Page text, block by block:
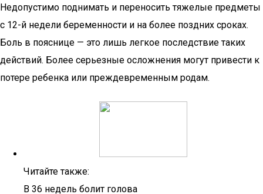
Недопустимо поднимать и переносить тяжелые предметы
с 12-й недели беременности и на более поздних сроках.
Боль в пояснице — это лишь легкое последствие таких
действий. Более серьезные осложнения могут привести к
потере ребенка или преждевременным родам.
Читайте также:
В 36 недель болит голова